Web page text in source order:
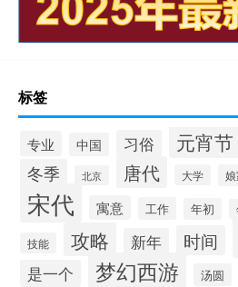
标签
专业 中国 习俗 元宵节
冬季 北京 唐代 大学
宋代 寓意 工作 年初
技能 攻略 新年 时间
是一个 梦幻西游 汤圆